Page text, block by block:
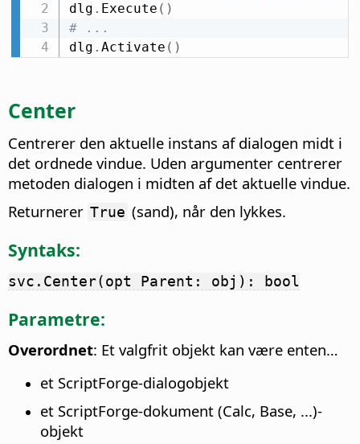
dlg . Execute ( )
# ...
dlg . Activate ( )
Center
Centrerer den aktuelle instans af dialogen midt i
det ordnede vindue. Uden argumenter centrerer
metoden dialogen i midten af det aktuelle vindue.
Returnerer True (sand), når den lykkes.
Syntaks:
svc.Center(opt Parent: obj): bool
Parametre:
Overordnet: Et valgfrit objekt kan være enten…
et ScriptForge-dialogobjekt
et ScriptForge-dokument (Calc, Base, ...)-
objekt